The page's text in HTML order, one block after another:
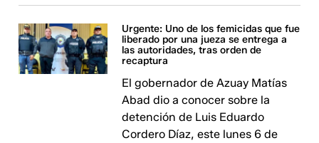
Urgente: Uno de los femicidas que fue
liberado por una jueza se entrega a
las autoridades, tras orden de
recaptura
El gobernador de Azuay Matías
Abad dio a conocer sobre la
detención de Luis Eduardo
Cordero Díaz, este lunes 6 de